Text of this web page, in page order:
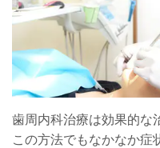
歯周内科治療は効果的な
この方法でもなかなか症